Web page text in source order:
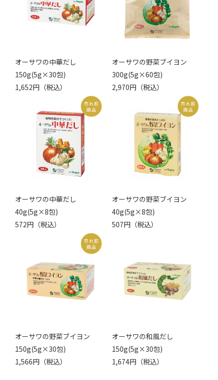
オーサワの中華だし
150g(5g×30包)
1,652円（税込）
オーサワの野菜ブイヨン
300g(5g×60包)
2,970円（税込）
オーサワの中華だし
40g(5g×8包)
572円（税込）
オーサワの野菜ブイヨン
40g(5g×8包)
507円（税込）
オーサワの野菜ブイヨン
150g(5g×30包)
1,566円（税込）
オーサワの和風だし
150g(5g×30包)
1,674円（税込）